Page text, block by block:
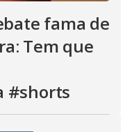
fama de
Tem que
#shorts